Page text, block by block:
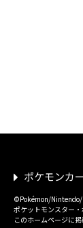
ポケモンカ
©Pokémon/Nintendo/
ポケットモンスター
このホームページに